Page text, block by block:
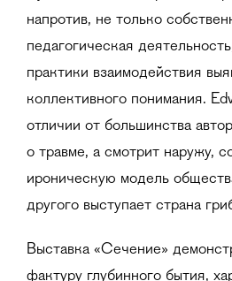
напротив, не только
педагогическая
практики взаимодействия
коллективного понимания.
отличии от большинства
о травме, а смотрит наружу,
ироническую модель
другого выступает страна
Выставка «Сечение»
фактуру глубинного бытия,